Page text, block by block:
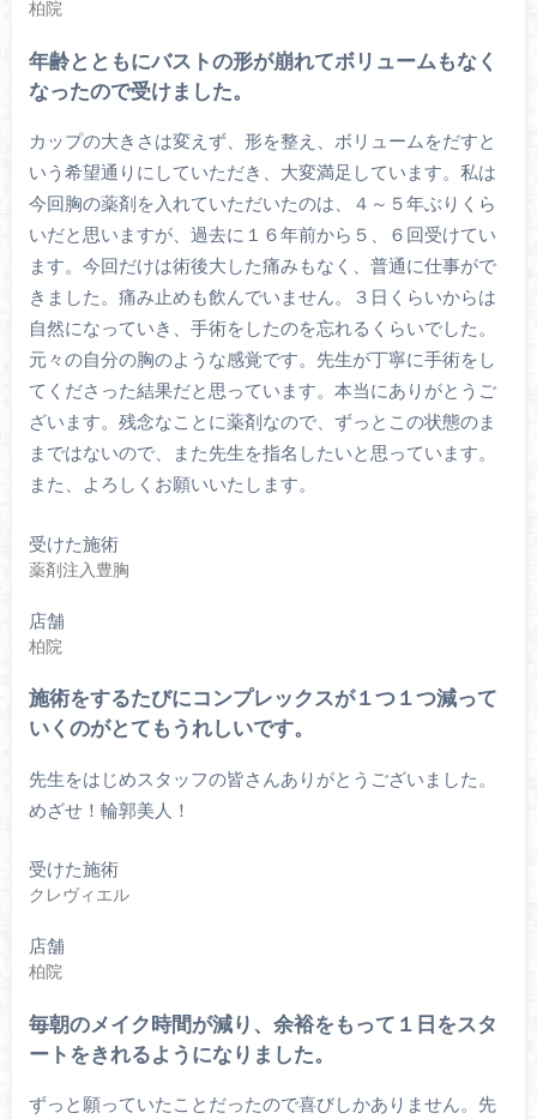
柏院
年齢とともにバストの形が崩れてボリュームもなく
なったので受けました。
カップの大きさは変えず、形を整え、ボリュームをだすと
いう希望通りにしていただき、大変満足しています。私は
今回胸の薬剤を入れていただいたのは、４～５年ぶりくら
いだと思いますが、過去に１６年前から５、６回受けてい
ます。今回だけは術後大した痛みもなく、普通に仕事がで
きました。痛み止めも飲んでいません。３日くらいからは
自然になっていき、手術をしたのを忘れるくらいでした。
元々の自分の胸のような感覚です。先生が丁寧に手術をし
てくださった結果だと思っています。本当にありがとうご
ざいます。残念なことに薬剤なので、ずっとこの状態のま
まではないので、また先生を指名したいと思っています。
また、よろしくお願いいたします。
受けた施術
薬剤注入豊胸
店舗
柏院
施術をするたびにコンプレックスが１つ１つ減って
いくのがとてもうれしいです。
先生をはじめスタッフの皆さんありがとうございました。
めざせ！輪郭美人！
受けた施術
クレヴィエル
店舗
柏院
毎朝のメイク時間が減り、余裕をもって１日をスタ
ートをきれるようになりました。
ずっと願っていたことだったので喜びしかありません。先